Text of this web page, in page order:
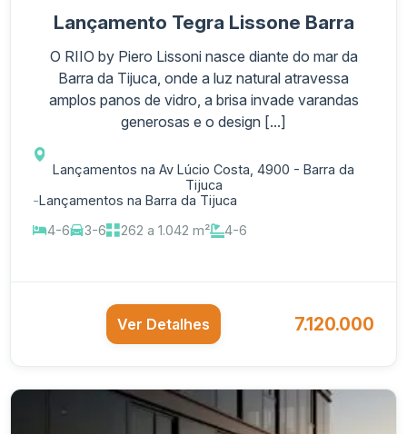
Lançamento Tegra Lissone Barra
O RIIO by Piero Lissoni nasce diante do mar da
Barra da Tijuca, onde a luz natural atravessa
amplos panos de vidro, a brisa invade varandas
generosas e o design [...]
Lançamentos na Av Lúcio Costa, 4900 - Barra da
Tijuca
-Lançamentos na Barra da Tijuca
4-6
3-6 262 a 1.042 m² 4-6
Ver Detalhes 7.120.000